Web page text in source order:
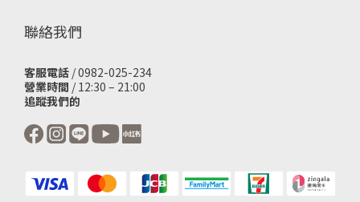
聯絡我們
客服電話 / 0982-025-234
營業時間 / 12:30 – 21:00
追蹤我們的